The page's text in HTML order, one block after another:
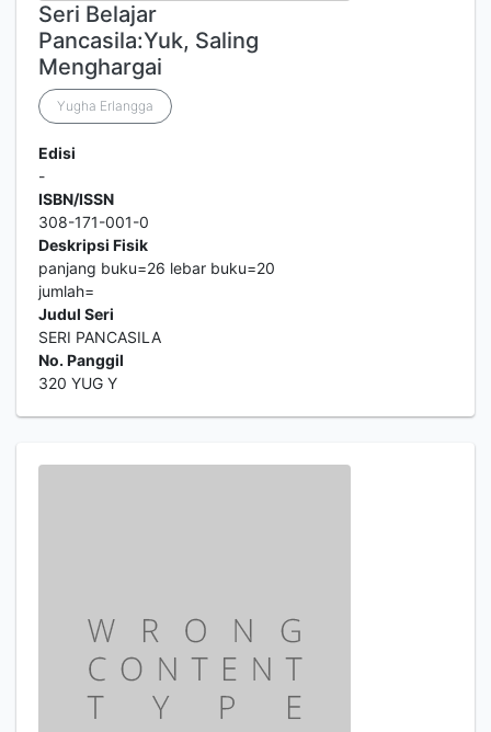
Seri Belajar
Pancasila:Yuk, Saling
Menghargai
Yugha Erlangga
Edisi
-
ISBN/ISSN
308-171-001-0
Deskripsi Fisik
panjang buku=26 lebar buku=20
jumlah=
Judul Seri
SERI PANCASILA
No. Panggil
320 YUG Y